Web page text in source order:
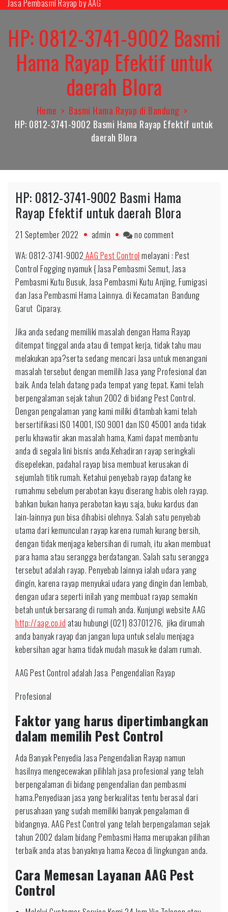
Skip
content
Jasa Pembasmi Rayap by AAG
HP: 0812-3741-9002 Basmi
Hama Rayap Efektif untuk
daerah Blora
Home
Basmi Hama Rayap di Bandung
HP: 0812-3741-9002 Basmi Hama Rayap Efektif untuk
daerah Blora
HP: 0812-3741-9002 Basmi Hama
Rayap Efektif untuk daerah Blora
21 September 2022 admin no commenton
0812-
3741-
9002
Basmi
Rayap
Efektif
daerah
Blora
WA: 0812-3741-9002 AAG Pest Control melayani : Pest
Control Fogging nyamuk { Jasa Pembasmi Semut, Jasa
Pembasmi Kutu Busuk, Jasa Pembasmi Kutu Anjing, Fumigasi
dan Jasa Pembasmi Hama Lainnya. di Kecamatan Bandung
Garut Ciparay.
Jika anda sedang memiliki masalah dengan Hama Rayap
ditempat tinggal anda atau di tempat kerja, tidak tahu mau
melakukan apa?serta sedang mencari Jasa untuk menangani
masalah tersebut dengan memilih Jasa yang Profesional dan
baik. Anda telah datang pada tempat yang tepat. Kami telah
berpengalaman sejak tahun 2002 di bidang Pest Control.
Dengan pengalaman yang kami miliki ditambah kami telah
bersertifikasi ISO 14001, ISO 9001 dan ISO 45001 anda tidak
perlu khawatir akan masalah hama, Kami dapat membantu
anda di segala lini bisnis anda.Kehadiran rayap seringkali
disepelekan, padahal rayap bisa membuat kerusakan di
sejumlah titik rumah. Ketahui penyebab rayap datang ke
rumahmu sebelum perabotan kayu diserang habis oleh rayap.
bahkan bukan hanya perabotan kayu saja, buku kardus dan
lain-lainnya pun bisa dihabisi olehnya. Salah satu penyebab
utama dari kemunculan rayap karena rumah kurang bersih,
dengan tidak menjaga kebersihan di rumah, itu akan membuat
para hama atau serangga berdatangan. Salah satu serangga
tersebut adalah rayap. Penyebab lainnya ialah udara yang
dingin, karena rayap menyukai udara yang dingin dan lembab,
dengan udara seperti inilah yang membuat rayap semakin
betah untuk bersarang di rumah anda. Kunjungi website AAG
http://aag.co.id atau hubungi (021) 83701276, jika dirumah
anda banyak rayap dan jangan lupa untuk selalu menjaga
kebersihan agar hama tidak mudah masuk ke dalam rumah.
AAG Pest Control adalah Jasa Pengendalian Rayap
Profesional
Faktor yang harus dipertimbangkan
dalam memilih Pest Control
Ada Banyak Penyedia Jasa Pengendalian Rayap namun
hasilnya mengecewakan pilihlah jasa profesional yang telah
berpengalaman di bidang pengendalian dan pembasmi
hama.Penyediaan jasa yang berkualitas tentu berasal dari
perusahaan yang sudah memiliki banyak pengalaman di
bidangnya. AAG Pest Control yang telah berpengalaman sejak
tahun 2002 dalam bidang Pembasmi Hama merupakan pilihan
terbaik anda atas banyaknya hama Kecoa di lingkungan anda.
Cara Memesan Layanan AAG Pest
Control